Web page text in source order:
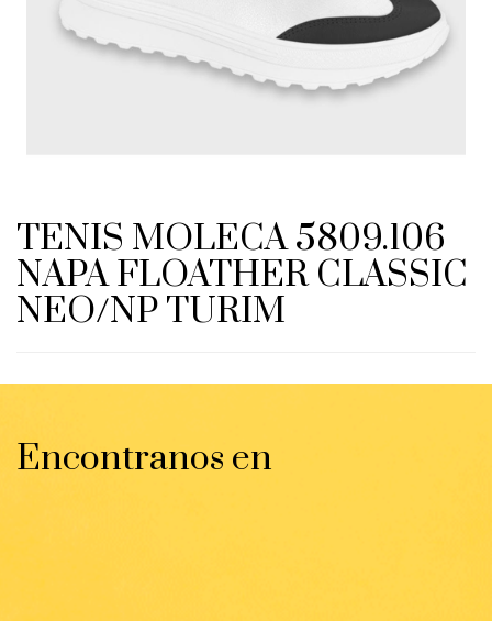
TENIS MOLECA 5809.106
NAPA FLOATHER CLASSIC
NEO/NP TURIM
Encontranos en